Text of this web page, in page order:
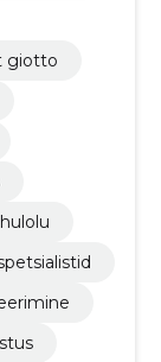
giotto